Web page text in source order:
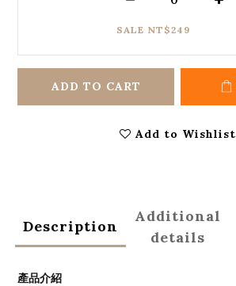
SALE NT$249
ADD TO CART
Add to Wishlist
Description
Additional
details
產品介紹